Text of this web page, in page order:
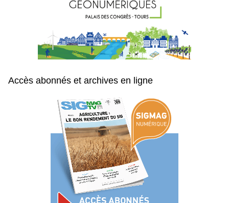
Accès abonnés et archives en ligne